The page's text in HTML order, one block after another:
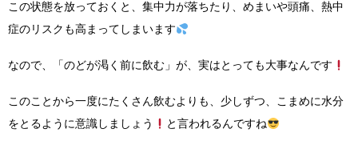
この状態を放っておくと、集中力が落ちたり、めまいや頭痛、熱中
症のリスクも高まってしまいます
なので、「のどが渇く前に飲む」が、実はとっても大事なんです
このことから一度にたくさん飲むよりも、少しずつ、こまめに水分
をとるように意識しましょう
と言われるんですね